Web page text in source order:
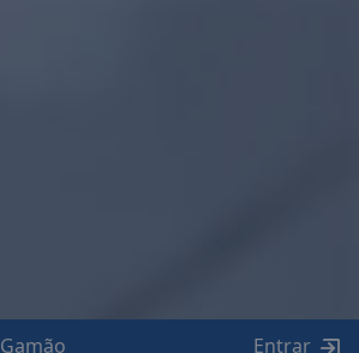
Gamão Entrar